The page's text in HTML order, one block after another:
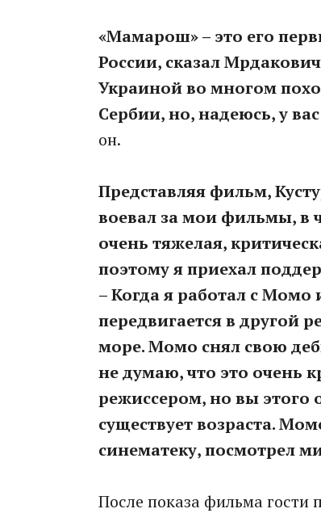
«Мамарош» – это его
России, сказал
Украиной во многом
Сербии, но, надеюсь, у
он.
Представляя фильм,
воевал за мои фильмы, в
очень тяжелая,
поэтому я приехал
– Когда я работал с Момо
передвигается в другой
море. Момо снял свою
не думаю, что это очень
режиссером, но вы этого
существует возраста.
синематеку, посмотрел
После показа фильма гости